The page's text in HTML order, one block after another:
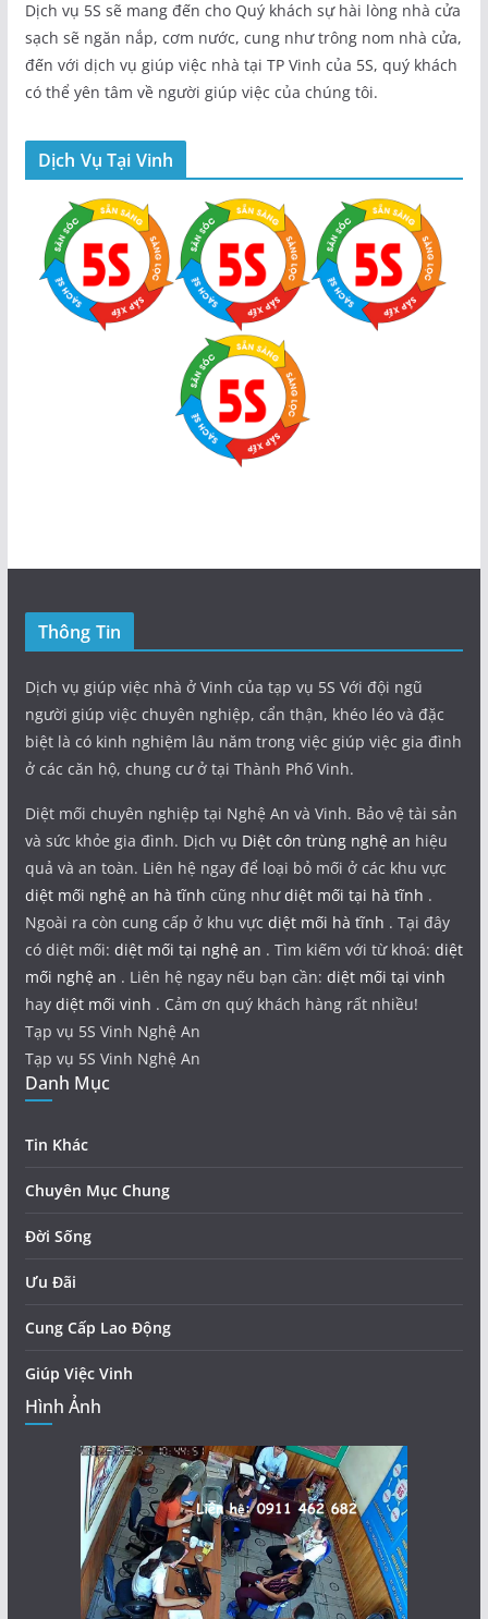
Dịch vụ 5S sẽ mang đến cho Quý khách sự hài lòng nhà cửa
sạch sẽ ngăn nắp, cơm nước, cung như trông nom nhà cửa,
đến với dịch vụ giúp việc nhà tại TP Vinh của 5S, quý khách
có thể yên tâm về người giúp việc của chúng tôi.
Dịch Vụ Tại Vinh
Thông Tin
Dịch vụ giúp việc nhà ở Vinh của tạp vụ 5S Với đội ngũ
người giúp việc chuyên nghiệp, cẩn thận, khéo léo và đặc
biệt là có kinh nghiệm lâu năm trong việc giúp việc gia đình
ở các căn hộ, chung cư ở tại Thành Phố Vinh.
Diệt mối chuyên nghiệp tại Nghệ An và Vinh. Bảo vệ tài sản
và sức khỏe gia đình. Dịch vụ Diệt côn trùng nghệ an hiệu
quả và an toàn. Liên hệ ngay để loại bỏ mối ở các khu vực
diệt mối nghệ an hà tĩnh cũng nhưdiệt mối tại hà tĩnh .
Ngoài ra còn cung cấp ở khu vực diệt mối hà tĩnh . Tại đây
có diệt mối: diệt mối tại nghệ an . Tìm kiếm với từ khoá: diệt
mối nghệ an . Liên hệ ngay nếu bạn cần: diệt mối tại vinh
hay diệt mối vinh . Cảm ơn quý khách hàng rất nhiều!
Tạp vụ 5S Vinh Nghệ An
Tạp vụ 5S Vinh Nghệ An
Danh Mục
Tin Khác
Chuyên Mục Chung
Đời Sống
Ưu Đãi
Cung Cấp Lao Động
Giúp Việc Vinh
Hình Ảnh